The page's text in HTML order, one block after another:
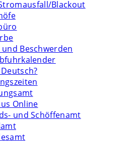
Blackout
und Beschwerden
Online
und Schöffenamt